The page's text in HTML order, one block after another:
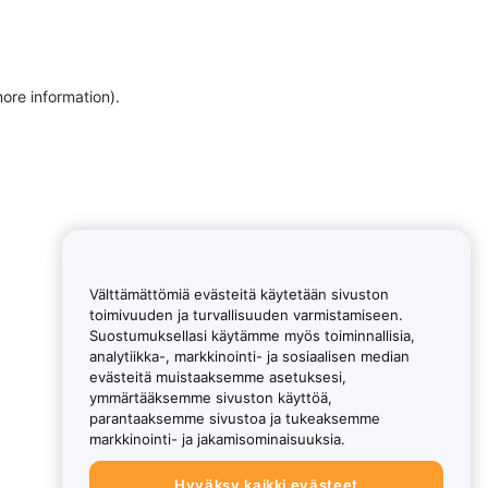
information).
Välttämättömiä evästeitä käytetään sivuston
toimivuuden ja turvallisuuden varmistamiseen.
Suostumuksellasi käytämme myös toiminnallisia,
analytiikka-, markkinointi- ja sosiaalisen median
evästeitä muistaaksemme asetuksesi,
ymmärtääksemme sivuston käyttöä,
parantaaksemme sivustoa ja tukeaksemme
markkinointi- ja jakamisominaisuuksia.